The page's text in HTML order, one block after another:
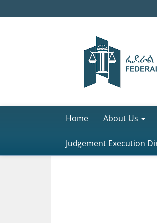
Home About Us
Judgement Execution